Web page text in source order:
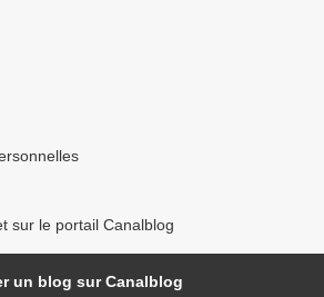
sur le portail Canalblog
un blog sur Canalblog